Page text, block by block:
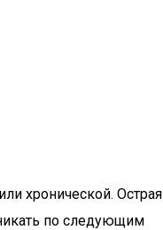
хронической. Острая
по следующим